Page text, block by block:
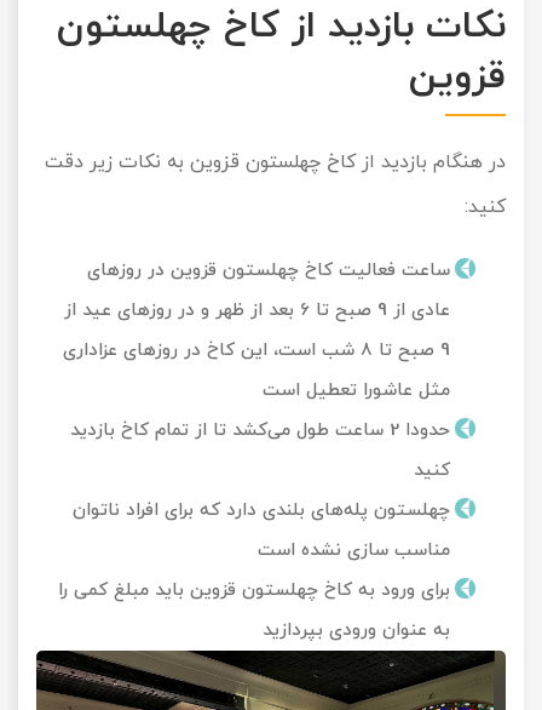
نکات بازدید از کاخ چهلستون
قزوین
در هنگام بازدید از کاخ چهلستون قزوین به نکات زیر دقت
کنید:
ساعت فعالیت کاخ چهلستون قزوین در روزهای
عادی از 9 صبح تا 6 بعد از ظهر و در روزهای عید از
9 صبح تا 8 شب است، این کاخ در روزهای عزاداری
مثل عاشورا تعطیل است
حدودا 2 ساعت طول می‌کشد تا از تمام کاخ بازدید
کنید
چهلستون پله‌های بلندی دارد که برای افراد ناتوان
مناسب سازی نشده است
برای ورود به کاخ چهلستون قزوین باید مبلغ کمی را
به عنوان ورودی بپردازید